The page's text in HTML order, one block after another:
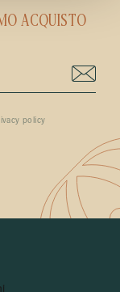
ACQUISTO
policy